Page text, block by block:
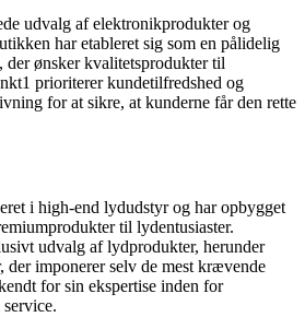
udvalg af elektronikprodukter og
har etableret sig som en pålidelig
der ønsker kvalitetsprodukter til
prioriterer kundetilfredshed og
for at sikre, at kunderne får den rette
i high-end lydudstyr og har opbygget
til lydentusiaster.
udvalg af lydprodukter, herunder
der imponerer selv de mest krævende
for sin ekspertise inden for